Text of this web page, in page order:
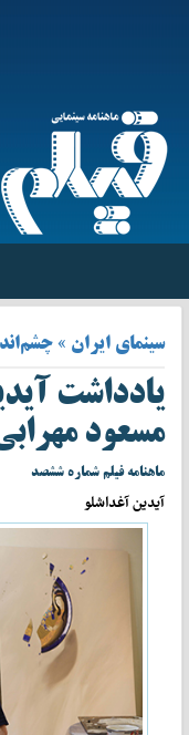
سینمای ایران »
یادداشت
مسعود‌
ماهنامه فیلم شماره ششصد
آیدین آغداشلو